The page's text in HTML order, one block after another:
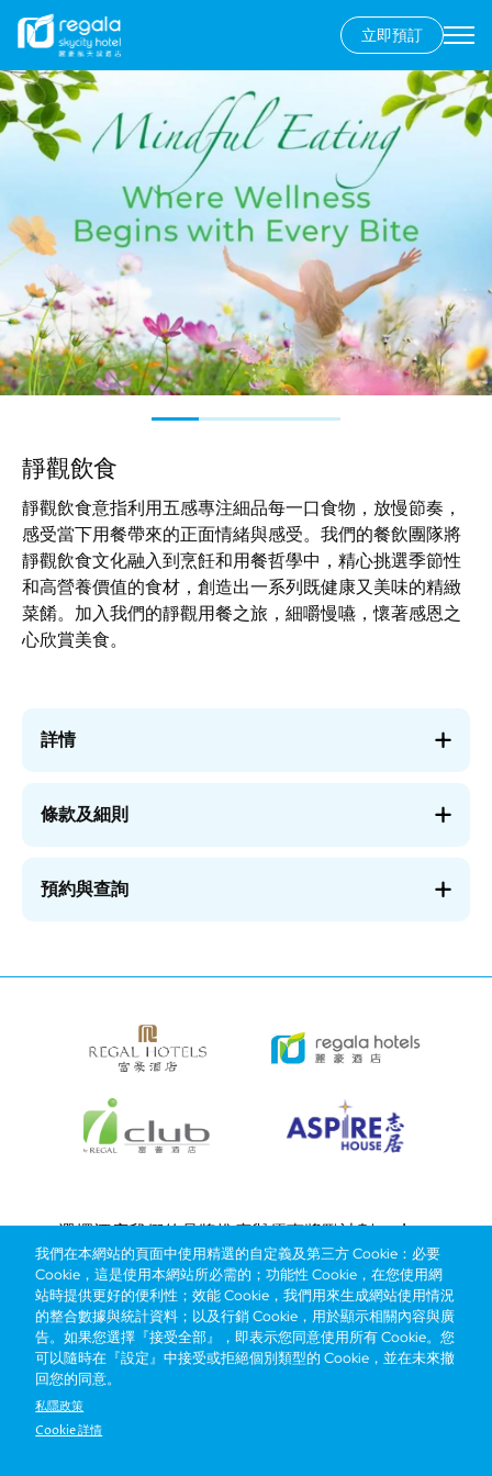
移
至
主
立即預訂
Secondary
menu
圖
片
靜觀飲食
靜觀飲食意指利用五感專注細品每一口食物，放慢節奏，
感受當下用餐帶來的正面情緒與感受。我們的餐飲團隊將
靜觀飲食文化融入到烹飪和用餐哲學中，精心挑選季節性
和高營養價值的食材，創造出一系列既健康又美味的精緻
菜餚。加入我們的靜觀用餐之旅，細嚼慢嚥，懷著感恩之
心欣賞美食。
詳情
條款及細則
預約與查詢
Bottom
menu
選擇酒店我們的品牌推廣與優惠獎勵計劃e-shop
管理層簡介
搶先一步，掌握最新資訊！
我們在本網站的頁面中使用精選的自定義及第三方 Cookie：必要
Cookie，這是使用本網站所必需的；功能性 Cookie，在您使用網
站時提供更好的便利性；效能 Cookie，我們用來生成網站使用情況
的整合數據與統計資料；以及行銷 Cookie，用於顯示相關內容與廣
告。如果您選擇『接受全部』，即表示您同意使用所有 Cookie。您
可以隨時在『設定』中接受或拒絕個別類型的 Cookie，並在未來撤
回您的同意。
私隱政策
Cookie 詳情